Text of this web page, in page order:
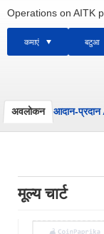
Operations on AITK
कमाएं बटुआ
अवलोकन आदान-प्रदान
मूल्य चार्ट